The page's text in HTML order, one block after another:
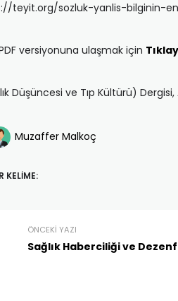
teyit.org/sozluk-yanlis-bilginin-
PDF versiyonuna ulaşmak için
Düşüncesi ve Tıp Kültürü)
Muzaffer Malkoç
KELIME:
ÖNCEKI YAZI
Sağlık Haberciliği ve